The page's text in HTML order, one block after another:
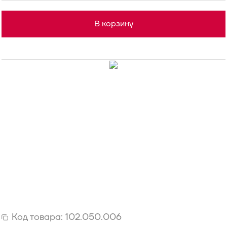
В корзину
Код товара: 102.050.006